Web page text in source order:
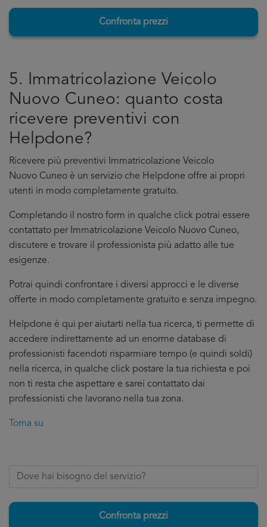
Confronta prezzi
5. Immatricolazione Veicolo
Nuovo Cuneo: quanto costa
ricevere preventivi con
Helpdone?
Ricevere più preventivi Immatricolazione Veicolo
Nuovo Cuneo è un servizio che Helpdone offre ai propri
utenti in modo completamente gratuito.
Completando il nostro form in qualche click potrai essere
contattato per Immatricolazione Veicolo Nuovo Cuneo,
discutere e trovare il professionista più adatto alle tue
esigenze.
Potrai quindi confrontare i diversi approcci e le diverse
offerte in modo completamente gratuito e senza impegno.
Helpdone è qui per aiutarti nella tua ricerca, ti permette di
accedere indirettamente ad un enorme database di
professionisti facendoti risparmiare tempo (e quindi soldi)
nella ricerca, in qualche click postare la tua richiesta e poi
non ti resta che aspettare e sarei contattato dai
professionisti che lavorano nella tua zona.
Torna su
Confronta prezzi